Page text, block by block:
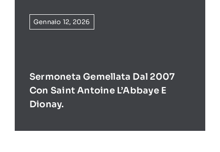
Gennaio 12, 2026
Sermoneta Gemellata Dal 2007
Con Saint Antoine L’Abbaye E
Dionay.